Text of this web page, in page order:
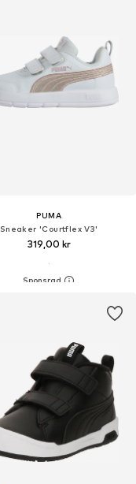
PUMA
Sneaker 'Courtflex V3'
319,00 kr